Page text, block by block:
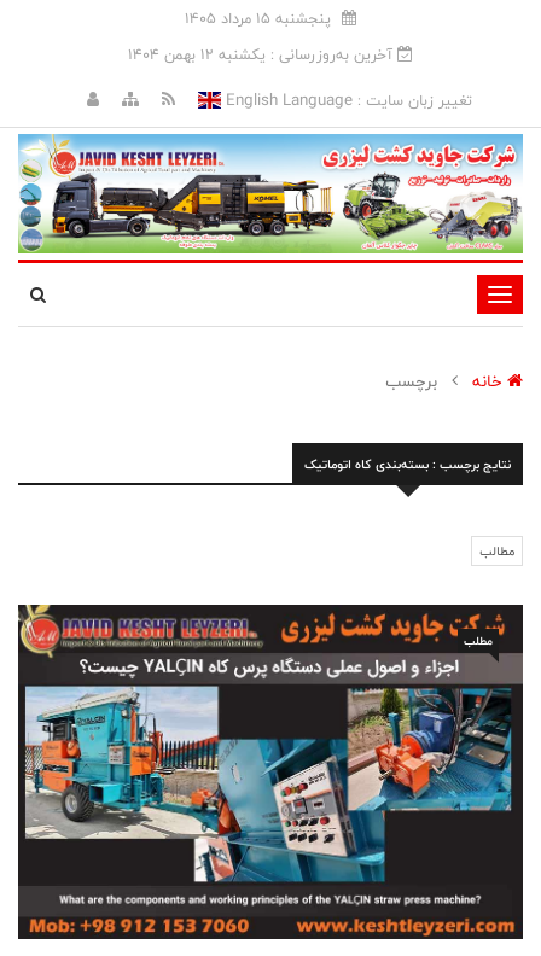
پنجشنبه 15 مرداد 1405
آخرین به‌روزرسانی : يکشنبه 12 بهمن 1404
تغییر زبان سایت :English Language
تغییر
وضعیت
ناوبری
خانه برچسب
نتایج برچسب : بسته‌بندی کاه اتوماتیک
مطالب
مطلب